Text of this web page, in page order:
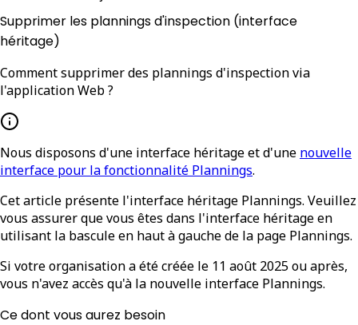
Supprimer les plannings d'inspection (interface
héritage)
Comment supprimer des plannings d'inspection via
l'application Web ?
Nous disposons d'une interface héritage et d'une nouvelle
interface pour la fonctionnalité Plannings.
Cet article présente l'interface héritage Plannings. Veuillez
vous assurer que vous êtes dans l'interface héritage en
utilisant la bascule en haut à gauche de la page Plannings.
Si votre organisation a été créée le 11 août 2025 ou après,
vous n'avez accès qu'à la nouvelle interface Plannings.
Ce dont vous aurez besoin